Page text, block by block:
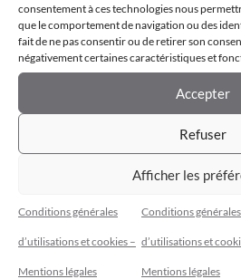
consentement à ces technologies nous
que le comportement de navigation ou des
fait de ne pas consentir ou de retirer son
négativement certaines caractéristiques et
Accepter
Refuser
Afficher les
Conditions générales
d’utilisations et cookies –
Mentions légales
Conditions générales
d’utilisations et
Mentions légales
Atelier de langage de
bambins de 2 heures pour